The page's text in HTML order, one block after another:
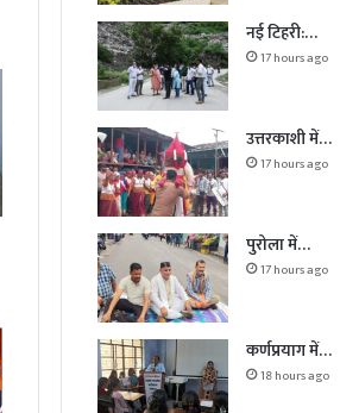
नई टिहरी:…
17 hours ago
उत्तरकाशी में…
17 hours ago
पुरोला में…
17 hours ago
कर्णप्रयाग में…
18 hours ago